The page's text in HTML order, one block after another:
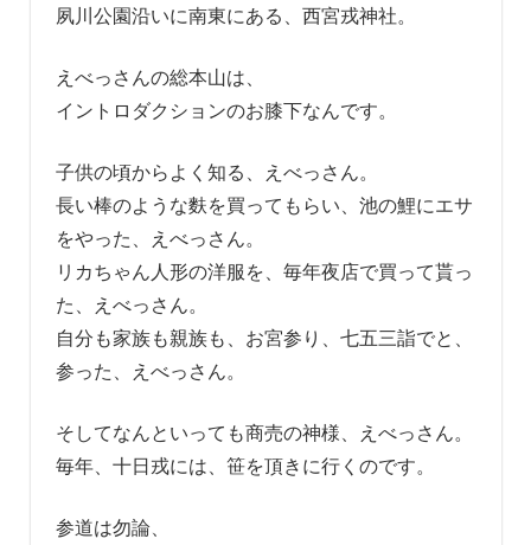
夙川公園沿いに南東にある、西宮戎神社。
えべっさんの総本山は、
イントロダクションのお膝下なんです。
子供の頃からよく知る、えべっさん。
長い棒のような麩を買ってもらい、池の鯉にエサ
をやった、えべっさん。
リカちゃん人形の洋服を、毎年夜店で買って貰っ
た、えべっさん。
自分も家族も親族も、お宮参り、七五三詣でと、
参った、えべっさん。
そしてなんといっても商売の神様、えべっさん。
毎年、十日戎には、笹を頂きに行くのです。
参道は勿論、